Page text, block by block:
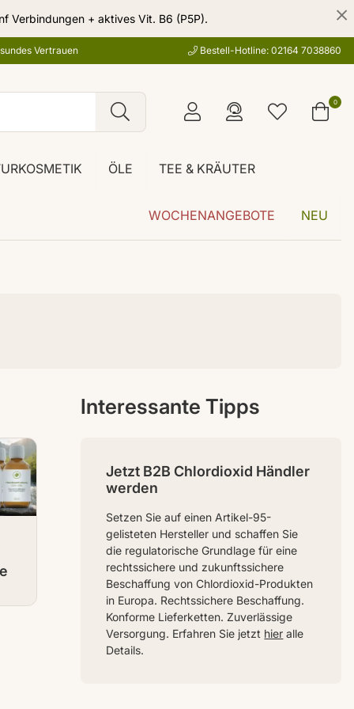
Verbindungen + aktives Vit. B6 (P5P).
Vertrauen Bestell-Hotline: 02164 7038860
ÖLE TEE & KRÄUTER
WOCHENANGEBOTE NEU
0
Interessante Tipps
Jetzt B2B Chlordioxid Händler
werden
Setzen Sie auf einen Artikel-95-
gelisteten Hersteller und schaffen Sie
die regulatorische Grundlage für eine
rechtssichere und zukunftssichere
Beschaffung von Chlordioxid-Produkten
in Europa. Rechtssichere Beschaffung.
Konforme Lieferketten. Zuverlässige
Versorgung. Erfahren Sie jetzt hier alle
Details.